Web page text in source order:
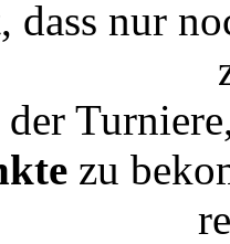
dass nur
zu